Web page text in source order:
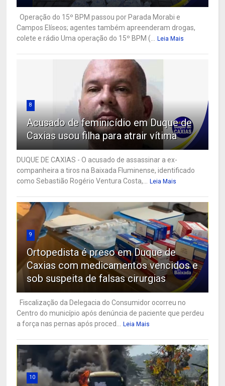
Operação do 15º BPM passou por Parada Morabi e
Campos Elíseos; agentes também apreenderam drogas,
colete e rádio Uma operação do 15º BPM (... Leia Mais
8
Acusado de feminicídio em Duque de
Caxias usou filha para atrair vítima
DUQUE DE CAXIAS - O acusado de assassinar a ex-
companheira a tiros na Baixada Fluminense, identificado
como Sebastião Rogério Ventura Costa,... Leia Mais
9
Ortopedista é preso em Duque de
Caxias com medicamentos vencidos e
sob suspeita de falsas cirurgias
Fiscalização da Delegacia do Consumidor ocorreu no
Centro do município após denúncia de paciente que perdeu
a força nas pernas após proced... Leia Mais
10